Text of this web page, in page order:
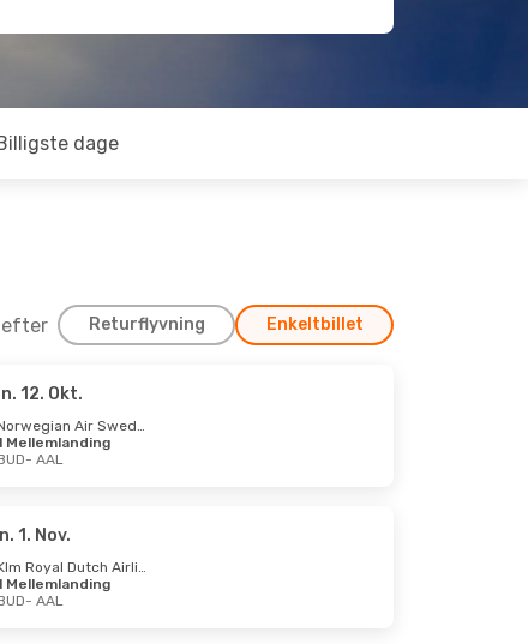
dage
efter Returflyvning Enkeltbillet
12. Okt.
Norwegian Air Sweden
Mellemlanding
- AAL
1. Nov.
Klm Royal Dutch Airlines
Mellemlanding
- AAL